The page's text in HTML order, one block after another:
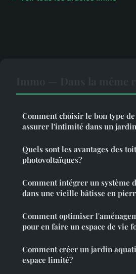
Comment choisir le bon type
assurer l'intimité dans un
Quels sont les avantages des
photovoltaïques?
Comment intégrer un système
dans une vieille bâtisse en
Comment optimiser
pour en faire un espace de vie
Comment créer un jardin
espace limité?